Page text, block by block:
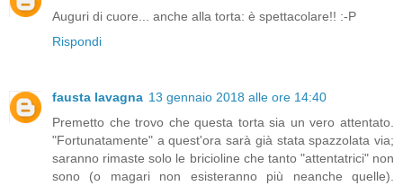
Auguri di cuore... anche alla torta: è spettacolare!! :-P
Rispondi
fausta lavagna 13 gennaio 2018 alle ore 14:40
Premetto che trovo che questa torta sia un vero attentato.
"Fortunatamente" a quest'ora sarà già stata spazzolata via;
saranno rimaste solo le bricioline che tanto "attentatrici" non
sono (o magari non esisteranno più neanche quelle).